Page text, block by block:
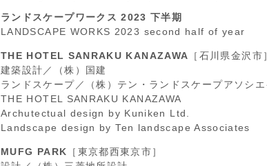
ランドスケープワークス 2023 下半期
LANDSCAPE WORKS 2023 second half of year
THE HOTEL SANRAKU KANAZAWA ［石川県金沢市
建築設計／（株）国建
ランドスケープ／（株）テン・ランドスケープアソシエ
THE HOTEL SANRAKU KANAZAWA
Archutectual design by Kuniken Ltd.
Landscape design by Ten landscape Associates
MUFG PARK ［東京都西東京市］